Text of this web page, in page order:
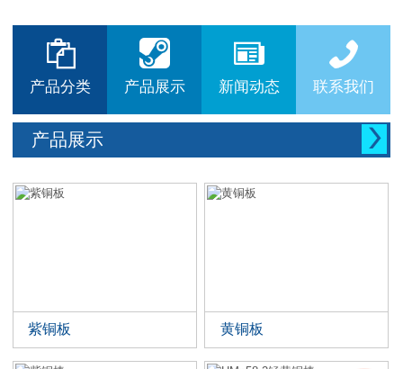



产品分类

产品展示

新闻动态

联系我们
产品展示 
紫铜板 黄铜板